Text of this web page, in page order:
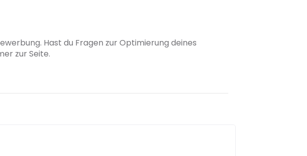
Hast du Fragen zur Optimierung deines
zur Seite.